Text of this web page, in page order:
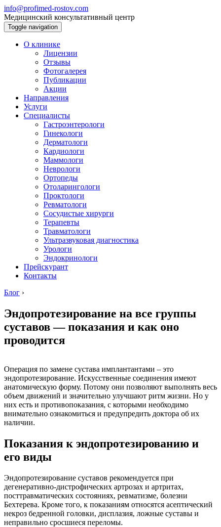
info@profimed-rostov.com
Медицинский консультативный центр
Toggle navigation
О клинике
Лицензии
Отзывы
Фотогалерея
Публикации
Акции
Направления
Услуги
Специалисты
Гастроэнтерологи
Гинекологи
Дерматологи
Кардиологи
Маммологи
Неврологи
Ортопеды
Отоларингологи
Проктологи
Ревматологи
Сосудистые хирурги
Терапевты
Травматологи
Ультразвуковая диагностика
Урологи
Эндокринологи
Прейскурант
Контакты
Блог ›
Эндопротезирование на все группы
суставов — показания и как оно
проводится
Операция по замене сустава имплантантами – это
эндопротезирование. Искусственные соединения имеют
анатомическую форму. Потому они позволяют выполнять весь
объем движений и значительно улучшают ритм жизни. Но у
них есть и противопоказания, с которыми необходимо
внимательно ознакомиться и предупредить доктора об их
наличии.
Показания к эндопротезированию и
его виды
Эндопротезирование суставов рекомендуется при
дегенеративно-дистрофических артрозах и артритах,
посттравматических состояниях, ревматизме, болезни
Бехтерева. Кроме того, к показаниям относятся асептический
некроз бедренной головки, дисплазия, ложные суставы и
неправильно сросшиеся переломы.